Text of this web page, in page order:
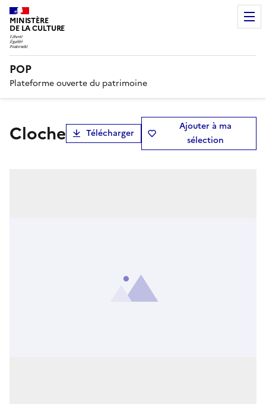
MINISTÈRE
DE LA CULTURE
POP
Plateforme ouverte du patrimoine
cloche Télécharger
Ajouter à ma
sélection